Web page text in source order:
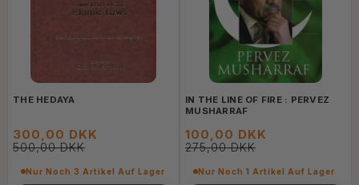
THE HEDAYA
300,00 DKK
500,00 DKK
Nur Noch 3 Artikel Auf Lager
IN THE LINE OF FIRE : PERVEZ
MUSHARRAF
100,00 DKK
275,00 DKK
Nur Noch 1 Artikel Auf Lager